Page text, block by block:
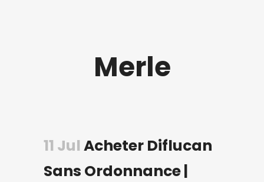
Merle
11 Jul Acheter Diflucan
Sans Ordonnance |